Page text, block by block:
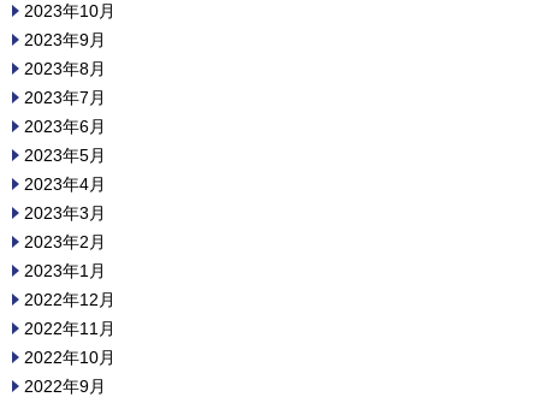
2023年10月
2023年9月
2023年8月
2023年7月
2023年6月
2023年5月
2023年4月
2023年3月
2023年2月
2023年1月
2022年12月
2022年11月
2022年10月
2022年9月